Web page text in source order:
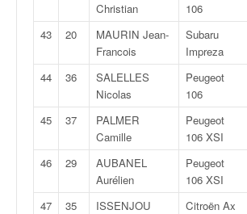
Christian
106
43 20
MAURIN Jean-
Francois
Subaru
Impreza
44 36
SALELLES
Nicolas
Peugeot
106
45 37
PALMER
Camille
Peugeot
106 XSI
46 29
AUBANEL
Aurélien
Peugeot
106 XSI
47 35
ISSENJOU
Citroën Ax